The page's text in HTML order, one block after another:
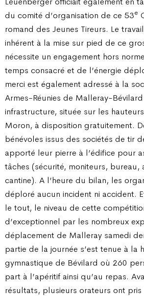
du comité d’organisation de ce 53e
romand des Jeunes Tireurs. Le
inhérent à la mise sur pied de ce
nécessite un engagement hors
temps consacré et de l’énergie
merci est également adressé à la
Armes-Réunies de Malleray-
infrastructure, située sur les
Moron, à disposition gratuitement.
bénévoles issus des sociétés de tir
apporté leur pierre à l’édifice pour
tâches (sécurité, moniteurs, bureau,
cantine). A l’heure du bilan, les
déploré aucun incident ni accident.
le tout, le niveau de cette
d’exceptionnel par les nombreux
déplacement de Malleray samedi
partie de la journée s’est tenue à la
gymnastique de Bévilard où 260
part à l’apéritif ainsi qu’au repas.
résultats, plusieurs orateurs ont